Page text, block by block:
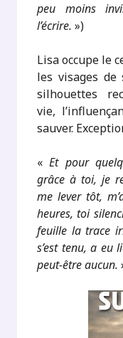
peu moins
l’écrire. »)
Lisa occupe le
les visages de
silhouettes
vie,
sauver.
«Et pour
grâce à toi, je
me lever tôt,
heures, toi
feuille la trace
s’est tenu, a eu
peut-être aucun.